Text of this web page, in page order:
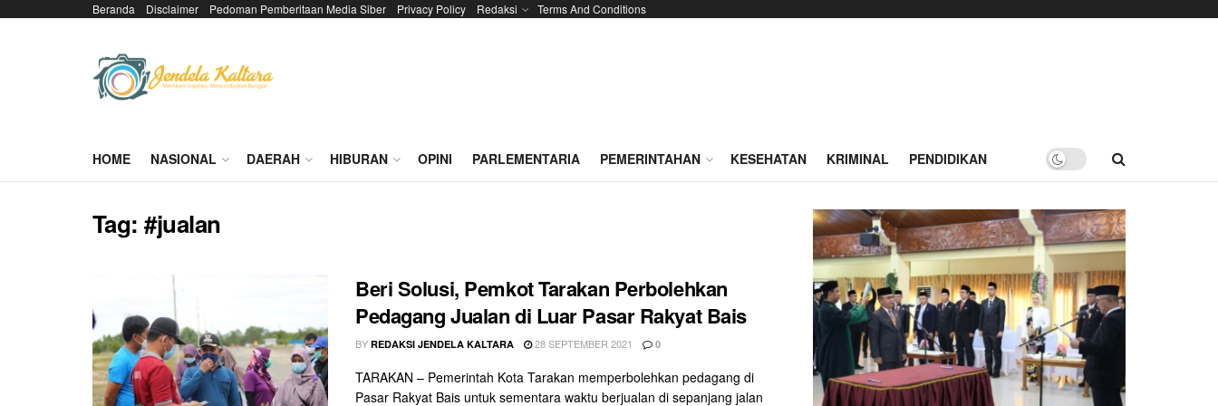
Beranda Disclaimer Pedoman Pemberitaan Media Siber Privacy Policy Redaksi Terms And Conditions
HOME NASIONAL DAERAH HIBURAN OPINI PARLEMENTARIA PEMERINTAHAN KESEHATAN KRIMINAL PENDIDIKAN
Tag:#jualan
Beri Solusi, Pemkot Tarakan Perbolehkan
Pedagang Jualan di Luar Pasar Rakyat Bais
BY REDAKSI JENDELA KALTARA 28 SEPTEMBER 2021 0
TARAKAN – Pemerintah Kota Tarakan memperbolehkan pedagang di
Pasar Rakyat Bais untuk sementara waktu berjualan di sepanjang jalan